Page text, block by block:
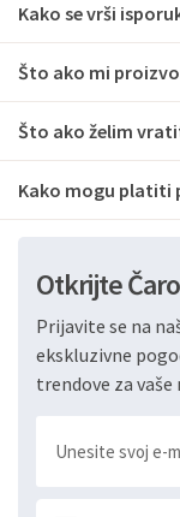
Kako se vrši
Što ako mi
Što ako želim
Kako mogu platiti
Otkrijte
Prijavite se na
ekskluzivne
trendove za